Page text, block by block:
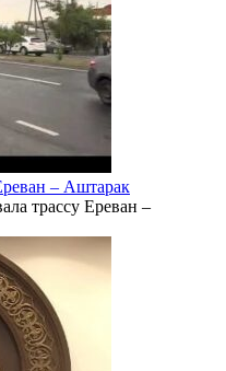
– Аштарак
трассу Ереван –